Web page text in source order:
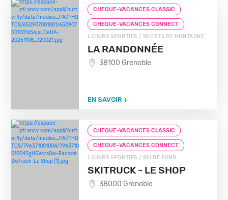
CHEQUE-VACANCES CLASSIC
CHEQUE-VACANCES CONNECT
LOISIRS SPORTIFS / SPORTS DE MONTAGNE
LA RANDONNÉE
38100 Grenoble
EN SAVOIR +
CHEQUE-VACANCES CLASSIC
CHEQUE-VACANCES CONNECT
LOISIRS SPORTIFS / SKI DE FOND
SKITRUCK - LE SHOP
38000 Grenoble